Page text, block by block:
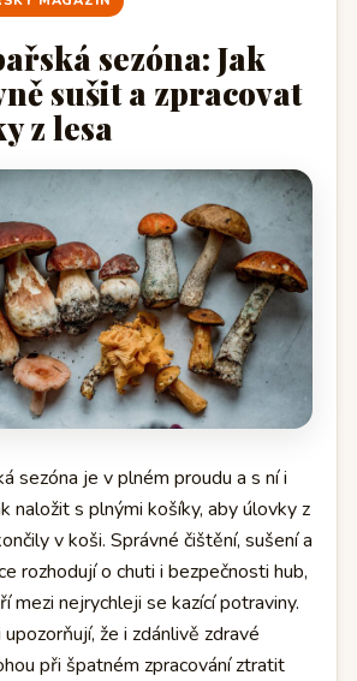
sezóna: Jak
sušit a zpracovat
z lesa
sezóna je v plném proudu a s ní i
naložit s plnými košíky, aby úlovky z
v koši. Správné čištění, sušení a
rozhodují o chuti i bezpečnosti hub,
mezi nejrychleji se kazící potraviny.
že i zdánlivě zdravé
při špatném zpracování ztratit